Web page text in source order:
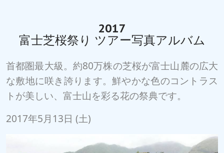
2017
富士芝桜祭り ツアー写真アルバム
首都圏最大級。約80万株の芝桜が富士山麓の広大
な敷地に咲き誇ります。鮮やかな色のコントラス
トが美しい、富士山を彩る花の祭典です。
2017年5月13日 (土)